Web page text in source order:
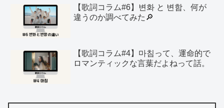
【歌詞コラム#6】변화 と 변함、何が
違うのか調べてみた🔎
【歌詞コラム#4】마침って、運命的で
ロマンティックな言葉だよねって話。